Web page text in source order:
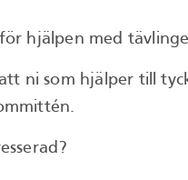
hjälpen med
ni som hjälper till